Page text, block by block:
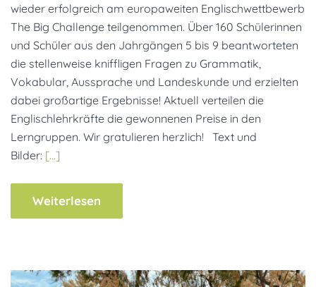
wieder erfolgreich am europaweiten Englischwettbewerb
The Big Challenge teilgenommen. Über 160 Schülerinnen
und Schüler aus den Jahrgängen 5 bis 9 beantworteten
die stellenweise kniffligen Fragen zu Grammatik,
Vokabular, Aussprache und Landeskunde und erzielten
dabei großartige Ergebnisse! Aktuell verteilen die
Englischlehrkräfte die gewonnenen Preise in den
Lerngruppen. Wir gratulieren herzlich! Text und
Bilder: […]
Weiterlesen